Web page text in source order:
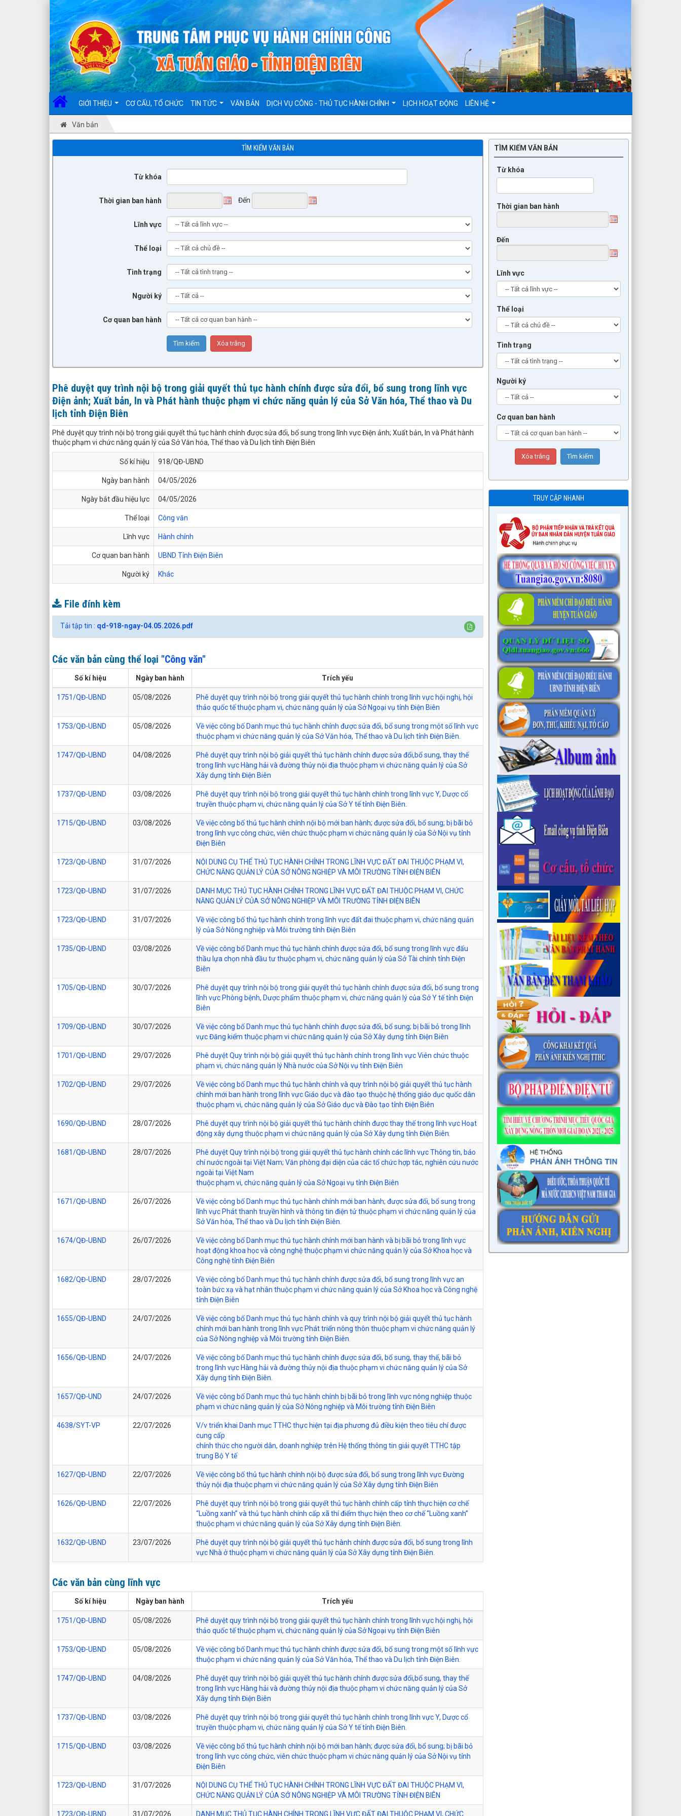
GIỚI THIỆU CƠ CẤU, TỔ CHỨC TIN TỨC VĂN BẢN DỊCH VỤ CÔNG - THỦ TỤC HÀNH CHÍNH LỊCH HOẠT ĐỘNG LIÊN HỆ
Văn bản
TÌM KIẾM VĂN BẢN
Từ khóa
Thời gian ban hành Đến
Lĩnh vực
Thể loại
Tình trạng
Người ký
Cơ quan ban hành
Phê duyệt quy trình nội bộ trong giải quyết thủ tục hành chính được sửa đổi, bổ sung trong lĩnh vực
Điện ảnh; Xuất bản, In và Phát hành thuộc phạm vi chức năng quản lý của Sở Văn hóa, Thể thao và Du
lịch tỉnh Điện Biên
Phê duyệt quy trình nội bộ trong giải quyết thủ tục hành chính được sửa đổi, bổ sung trong lĩnh vực Điện ảnh; Xuất bản, In và Phát hành
thuộc phạm vi chức năng quản lý của Sở Văn hóa, Thể thao và Du lịch tỉnh Điện Biên
Số kí hiệu 918/QĐ-UBND
Ngày ban hành 04/05/2026
Ngày bắt đầu hiệu lực 04/05/2026
Thể loại Công văn
Lĩnh vực Hành chính
Cơ quan ban hành UBND Tỉnh Điện Biên
Người ký Khác
File đính kèm
Tải tập tin : qd-918-ngay-04.05.2026.pdf
Các văn bản cùng thể loại "Công văn"
Số kí hiệu Ngày ban hành Trích yếu
1751/QĐ-UBND 05/08/2026
Phê duyệt quy trình nội bộ trong giải quyết thủ tục hành chính trong lĩnh vực hội nghị, hội
thảo quốc tế thuộc phạm vi, chức năng quản lý của Sở Ngoại vụ tỉnh Điện Biên
1753/QĐ-UBND 05/08/2026
Về việc công bố Danh mục thủ tục hành chính được sửa đổi, bổ sung trong một số lĩnh vực
thuộc phạm vi chức năng quản lý của Sở Văn hóa, Thể thao và Du lịch tỉnh Điện Biên.
1747/QĐ-UBND 04/08/2026
Phê duyệt quy trình nội bộ giải quyết thủ tục hành chính được sửa đổi,bổ sung, thay thế
trong lĩnh vực Hàng hải và đường thủy nội địa thuộc phạm vi chức năng quản lý của Sở
Xây dựng tỉnh Điện Biên
1737/QĐ-UBND 03/08/2026
Phê duyệt quy trình nội bộ trong giải quyết thủ tục hành chính trong lĩnh vực Y, Dược cổ
truyền thuộc phạm vi, chức năng quản lý của Sở Y tế tỉnh Điện Biên.
1715/QĐ-UBND 03/08/2026
Về việc công bố thủ tục hành chính nội bộ mới ban hành; được sửa đổi, bổ sung; bị bãi bỏ
trong lĩnh vực công chức, viên chức thuộc phạm vi chức năng quản lý của Sở Nội vụ tỉnh
Điện Biên
1723/QĐ-UBND 31/07/2026
NỘI DUNG CỤ THỂ THỦ TỤC HÀNH CHÍNH TRONG LĨNH VỰC ĐẤT ĐAI THUỘC PHẠM VI,
CHỨC NĂNG QUẢN LÝ CỦA SỞ NÔNG NGHIỆP VÀ MÔI TRƯỜNG TỈNH ĐIỆN BIÊN
1723/QĐ-UBND 31/07/2026
DANH MỤC THỦ TỤC HÀNH CHÍNH TRONG LĨNH VỰC ĐẤT ĐAI THUỘC PHẠM VI, CHỨC
NĂNG QUẢN LÝ CỦA SỞ NÔNG NGHIỆP VÀ MÔI TRƯỜNG TỈNH ĐIỆN BIÊN
1723/QĐ-UBND 31/07/2026
Về việc công bố thủ tục hành chính trong lĩnh vực đất đai thuộc phạm vi, chức năng quản
lý của Sở Nông nghiệp và Môi trường tỉnh Điện Biên
1735/QĐ-UBND 03/08/2026
Về việc công bố Danh mục thủ tục hành chính được sửa đổi, bổ sung trong lĩnh vực đấu
thầu lựa chọn nhà đầu tư thuộc phạm vi, chức năng quản lý của Sở Tài chính tỉnh Điện
Biên
1705/QĐ-UBND 30/07/2026
Phê duyệt quy trình nội bộ trong giải quyết thủ tục hành chính được sửa đổi, bổ sung trong
lĩnh vực Phòng bệnh, Dược phẩm thuộc phạm vi, chức năng quản lý của Sở Y tế tỉnh Điện
Biên
1709/QĐ-UBND 30/07/2026
Về việc công bố Danh mục thủ tục hành chính được sửa đổi, bổ sung; bị bãi bỏ trong lĩnh
vực Đăng kiểm thuộc phạm vi chức năng quản lý của Sở Xây dựng tỉnh Điện Biên
1701/QĐ-UBND 29/07/2026
Phê duyệt Quy trình nội bộ giải quyết thủ tục hành chính trong lĩnh vực Viên chức thuộc
phạm vi, chức năng quản lý Nhà nước của Sở Nội vụ tỉnh Điện Biên
1702/QĐ-UBND 29/07/2026
Về việc công bố Danh mục thủ tục hành chính và quy trình nội bộ giải quyết thủ tục hành
chính mới ban hành trong lĩnh vực Giáo dục và đào tạo thuộc hệ thống giáo dục quốc dân
thuộc phạm vi, chức năng quản lý của Sở Giáo dục và Đào tạo tỉnh Điện Biên
1690/QĐ-UBND 28/07/2026
Phê duyệt quy trình nội bộ giải quyết thủ tục hành chính được thay thế trong lĩnh vực Hoạt
động xây dựng thuộc phạm vi chức năng quản lý của Sở Xây dựng tỉnh Điện Biên.
1681/QĐ-UBND 28/07/2026
Phê duyệt Quy trình nội bộ trong giải quyết thủ tục hành chính các lĩnh vực Thông tin, báo
chí nước ngoài tại Việt Nam; Văn phòng đại diện của các tổ chức hợp tác, nghiên cứu nước
ngoài tại Việt Nam
thuộc phạm vi, chức năng quản lý của Sở Ngoại vụ tỉnh Điện Biên
1671/QĐ-UBND 26/07/2026
Về việc công bố Danh mục thủ tục hành chính mới ban hành; được sửa đổi, bổ sung trong
lĩnh vực Phát thanh truyền hình và thông tin điện tử thuộc phạm vi chức năng quản lý của
Sở Văn hóa, Thể thao và Du lịch tỉnh Điện Biên.
1674/QĐ-UBND 26/07/2026
Về việc công bố Danh mục thủ tục hành chính mới ban hành và bị bãi bỏ trong lĩnh vực
hoạt động khoa học và công nghệ thuộc phạm vi chức năng quản lý của Sở Khoa học và
Công nghệ tỉnh Điện Biên
1682/QĐ-UBND 28/07/2026
Về việc công bố Danh mục thủ tục hành chính được sửa đổi, bổ sung trong lĩnh vực an
toàn bức xạ và hạt nhân thuộc phạm vi chức năng quản lý của Sở Khoa học và Công nghệ
tỉnh Điện Biên
1655/QĐ-UBND 24/07/2026
Về việc công bố Danh mục thủ tục hành chính và quy trình nội bộ giải quyết thủ tục hành
chính mới ban hành trong lĩnh vực Phát triển nông thôn thuộc phạm vi chức năng quản lý
của Sở Nông nghiệp và Môi trường tỉnh Điện Biên.
1656/QĐ-UBND 24/07/2026
Về việc công bố Danh mục thủ tục hành chính được sửa đổi, bổ sung, thay thế, bãi bỏ
trong lĩnh vực Hàng hải và đường thủy nội địa thuộc phạm vi chức năng quản lý của Sở
Xây dựng tỉnh Điện Biên.
1657/QĐ-UND 24/07/2026
Về việc công bố Danh mục thủ tục hành chính bị bãi bỏ trong lĩnh vực nông nghiệp thuộc
phạm vi chức năng quản lý của Sở Nông nghiệp và Môi trường tỉnh Điện Biên
4638/SYT-VP 22/07/2026
V/v triển khai Danh mục TTHC thực hiện tại địa phương đủ điều kiện theo tiêu chí được
cung cấp
chính thức cho người dân, doanh nghiệp trên Hệ thống thông tin giải quyết TTHC tập
trung Bộ Y tế
1627/QĐ-UBND 22/07/2026
Về việc công bố thủ tục hành chính nội bộ được sửa đổi, bổ sung trong lĩnh vực Đường
thủy nội địa thuộc phạm vi chức năng quản lý của Sở Xây dựng tỉnh Điện Biên
1626/QĐ-UBND 22/07/2026
Phê duyệt quy trình nội bộ trong giải quyết thủ tục hành chính cấp tỉnh thực hiện cơ chế
“Luồng xanh” và thủ tục hành chính cấp xã thí điểm thực hiện theo cơ chế “Luồng xanh”
thuộc phạm vi chức năng quản lý của Sở Xây dựng tỉnh Điện Biên.
1632/QĐ-UBND 23/07/2026
Phê duyệt quy trình nội bộ giải quyết thủ tục hành chính được sửa đổi, bổ sung trong lĩnh
vực Nhà ở thuộc phạm vi chức năng quản lý của Sở Xây dựng tỉnh Điện Biên.
Các văn bản cùng lĩnh vực
Số kí hiệu Ngày ban hành Trích yếu
1751/QĐ-UBND 05/08/2026
Phê duyệt quy trình nội bộ trong giải quyết thủ tục hành chính trong lĩnh vực hội nghị, hội
thảo quốc tế thuộc phạm vi, chức năng quản lý của Sở Ngoại vụ tỉnh Điện Biên
1753/QĐ-UBND 05/08/2026
Về việc công bố Danh mục thủ tục hành chính được sửa đổi, bổ sung trong một số lĩnh vực
thuộc phạm vi chức năng quản lý của Sở Văn hóa, Thể thao và Du lịch tỉnh Điện Biên.
1747/QĐ-UBND 04/08/2026
Phê duyệt quy trình nội bộ giải quyết thủ tục hành chính được sửa đổi,bổ sung, thay thế
trong lĩnh vực Hàng hải và đường thủy nội địa thuộc phạm vi chức năng quản lý của Sở
Xây dựng tỉnh Điện Biên
1737/QĐ-UBND 03/08/2026
Phê duyệt quy trình nội bộ trong giải quyết thủ tục hành chính trong lĩnh vực Y, Dược cổ
truyền thuộc phạm vi, chức năng quản lý của Sở Y tế tỉnh Điện Biên.
1715/QĐ-UBND 03/08/2026
Về việc công bố thủ tục hành chính nội bộ mới ban hành; được sửa đổi, bổ sung; bị bãi bỏ
trong lĩnh vực công chức, viên chức thuộc phạm vi chức năng quản lý của Sở Nội vụ tỉnh
Điện Biên
1723/QĐ-UBND 31/07/2026
NỘI DUNG CỤ THỂ THỦ TỤC HÀNH CHÍNH TRONG LĨNH VỰC ĐẤT ĐAI THUỘC PHẠM VI,
CHỨC NĂNG QUẢN LÝ CỦA SỞ NÔNG NGHIỆP VÀ MÔI TRƯỜNG TỈNH ĐIỆN BIÊN
1723/QĐ-UBND 31/07/2026 DANH MỤC THỦ TỤC HÀNH CHÍNH TRONG LĨNH VỰC ĐẤT ĐAI THUỘC PHẠM VI, CHỨC
TÌM KIẾM VĂN BẢN
Từ khóa
Thời gian ban hành
Đến
Lĩnh vực
Thể loại
Tình trạng
Người ký
Cơ quan ban hành
TRUY CẬP NHANH